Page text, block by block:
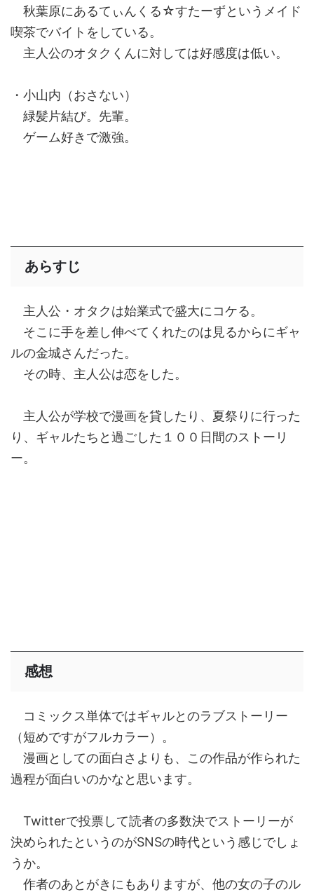
秋葉原にあるてぃんくる☆すたーずというメイド
喫茶でバイトをしている。
主人公のオタクくんに対しては好感度は低い。
・小山内（おさない）
緑髪片結び。先輩。
ゲーム好きで激強。
あらすじ
主人公・オタクは始業式で盛大にコケる。
そこに手を差し伸べてくれたのは見るからにギャ
ルの金城さんだった。
その時、主人公は恋をした。
主人公が学校で漫画を貸したり、夏祭りに行った
り、ギャルたちと過ごした１００日間のストーリ
ー。
感想
コミックス単体ではギャルとのラブストーリー
（短めですがフルカラー）。
漫画としての面白さよりも、この作品が作られた
過程が面白いのかなと思います。
Twitterで投票して読者の多数決でストーリーが
決められたというのがSNSの時代という感じでしょ
うか。
作者のあとがきにもありますが、他の女の子のル